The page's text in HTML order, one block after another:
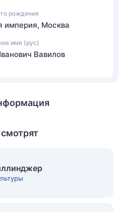
рождения
империя, Москва
имя (рус)
Вавилов